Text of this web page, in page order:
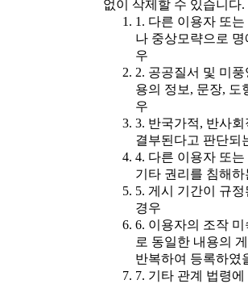
없이 삭제할 수 있습니다.
1. 다른 이용자 또
나 중상모략으로
우
2. 공공질서 및 미
용의 정보, 문장, 도
우
3. 반국가적, 반사
결부된다고 판단되
4. 다른 이용자 또
기타 권리를 침해하
5. 게시 기간이 규
경우
6. 이용자의 조작
로 동일한 내용의
반복하여 등록하였
7. 기타 관계 법령